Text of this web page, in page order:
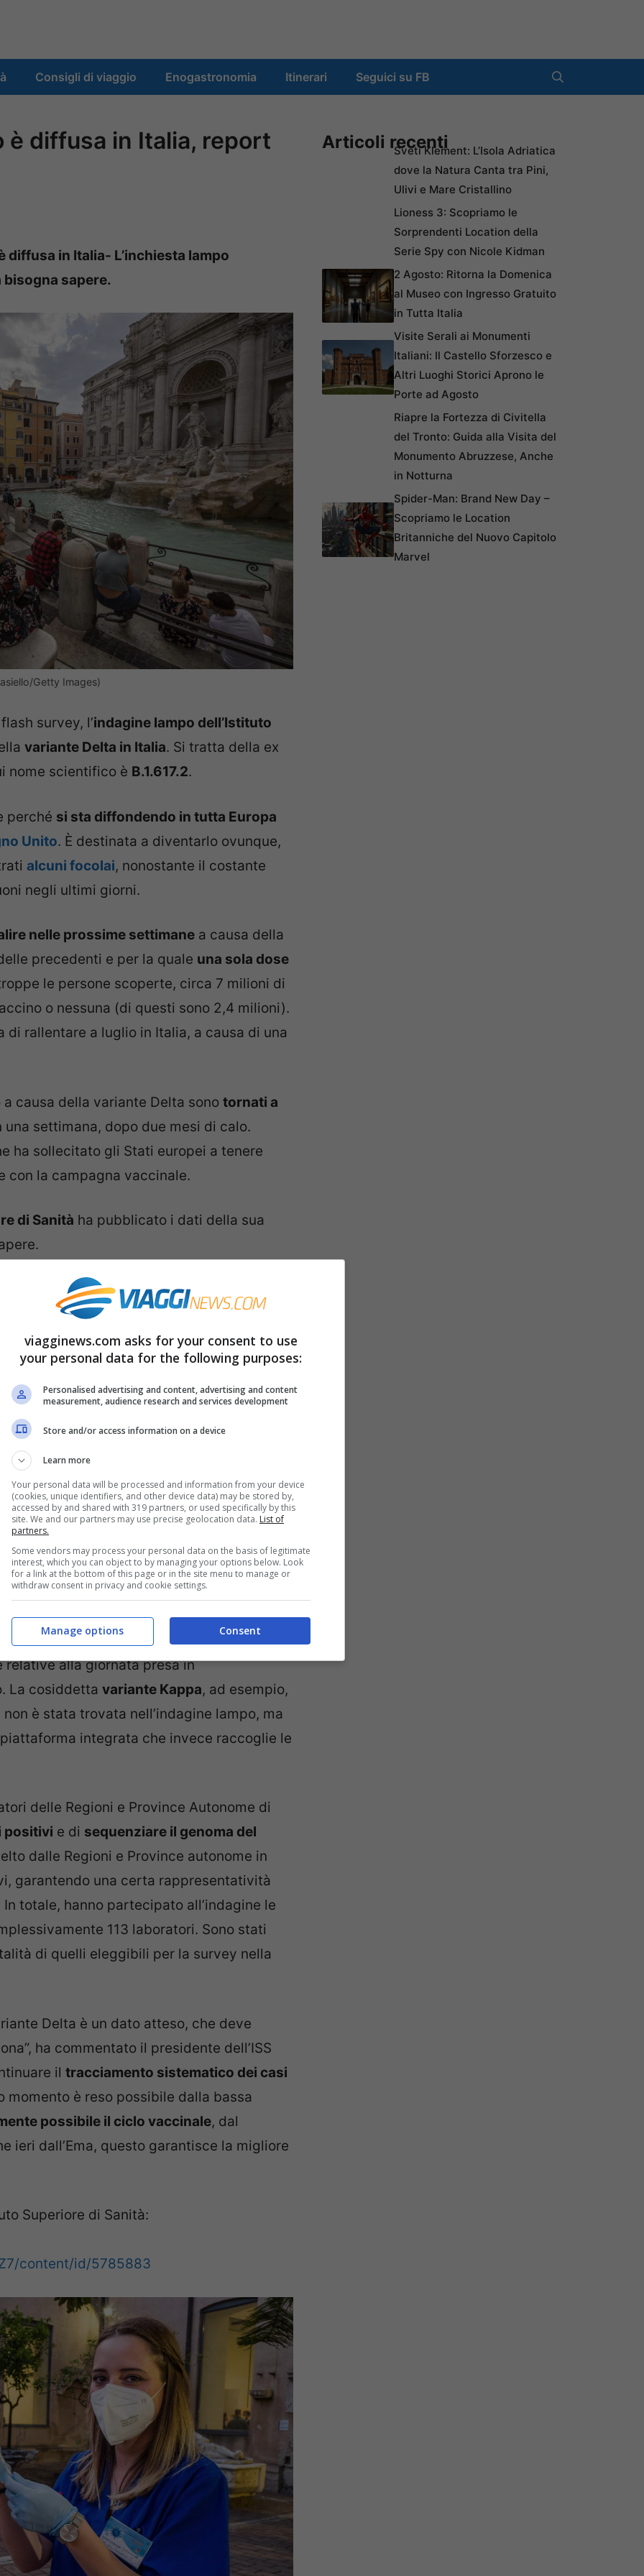
Consigli di viaggio Enogastronomia Itinerari Seguici su FB
è diffusa in Italia, report
in Italia- L’inchiesta lampo
bisogna sapere.
Getty Images)
survey, l’indagine lampo dell’Istituto
variante Delta in Italia. Si tratta della ex
nome scientifico è B.1.617.2.
perché si sta diffondendo in tutta Europa
Unito. È destinata a diventarlo ovunque,
alcuni focolai, nonostante il costante
negli ultimi giorni.
nelle prossime settimane a causa della
precedenti e per la quale una sola dose
le persone scoperte, circa 7 milioni di
o nessuna (di questi sono 2,4 milioni).
rallentare a luglio in Italia, a causa di una
causa della variante Delta sono tornati a
una settimana, dopo due mesi di calo.
ha sollecitato gli Stati europei a tenere
con la campagna vaccinale.
di Sanità ha pubblicato i dati della sua
in Italia
in calo in Italia, la
anche da noi. Nell’ indagine lampo,
ai laboratori regionali e alla Fondazione
ha raggiunto unaprevalenza del 22,7%
autonome
al 22 giugno la cosiddettavariante
, in calo dall’88,1% del 18 maggio scorso. Nelle
Lavariante Gamma (P.1), ex brasiliana, era
lo scorso 18 maggio era al 7,3%.
di routine, e non contiene quindi tutti i
alla giornata presa in
La cosiddetta variante Kappa, ad esempio,
non è stata trovata nell’indagine lampo, ma
integrata che invece raccoglie le
delle Regioni e Province Autonome di
positivi e di sequenziare il genoma del
dalle Regioni e Province autonome in
garantendo una certa rappresentatività
totale, hanno partecipato all’indagine le
113 laboratori. Sono stati
di quelli eleggibili per la survey nella
Delta è un dato atteso, che deve
ha commentato il presidente dell’ISS
il tracciamento sistematico dei casi
è reso possibile dalla bassa
possibile il ciclo vaccinale, dal
ieri dall’Ema, questo garantisce la migliore
Superiore di Sanità:
content/id/5785883
Articoli recentiSveti Klement: L’Isola Adriatica
dove la Natura Canta tra Pini,
Ulivi e Mare Cristallino
Lioness 3: Scopriamo le
Sorprendenti Location della
Serie Spy con Nicole Kidman
2 Agosto: Ritorna la Domenica
al Museo con Ingresso Gratuito
in Tutta Italia
Visite Serali ai Monumenti
Italiani: Il Castello Sforzesco e
Altri Luoghi Storici Aprono le
Porte ad Agosto
Riapre la Fortezza di Civitella
del Tronto: Guida alla Visita del
Monumento Abruzzese, Anche
in Notturna
Spider-Man: Brand New Day –
Scopriamo le Location
Britanniche del Nuovo Capitolo
Marvel
viagginews.com asks for your consent to use
your personal data for the following purposes:
Personalised advertising and content, advertising and content
measurement, audience research and services development
Store and/or access information on a device
Learn more
Your personal data will be processed and information from your device
(cookies, unique identifiers, and other device data) may be stored by,
accessed by and shared with 319 partners, or used specifically by this
site. We and our partners may use precise geolocation data. List of
partners.
Some vendors may process your personal data on the basis of legitimate
interest, which you can object to by managing your options below. Look
for a link at the bottom of this page or in the site menu to manage or
withdraw consent in privacy and cookie settings.
Consent
Manage options